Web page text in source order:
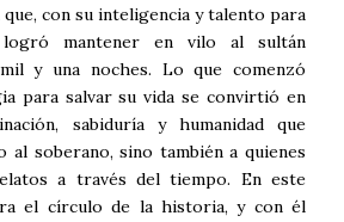
que, con su inteligencia y talento para
mantener en vilo al sultán
y una noches. Lo que comenzó
para salvar su vida se convirtió en
sabiduría y humanidad que
soberano, sino también a quienes
a través del tiempo. En este
el círculo de la historia, y con él